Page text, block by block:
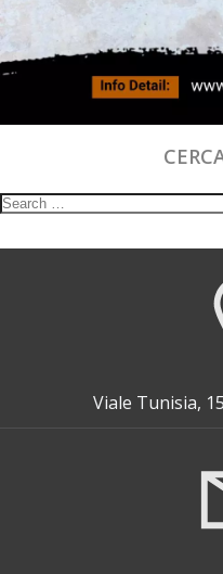
Search
Viale Tunisia,